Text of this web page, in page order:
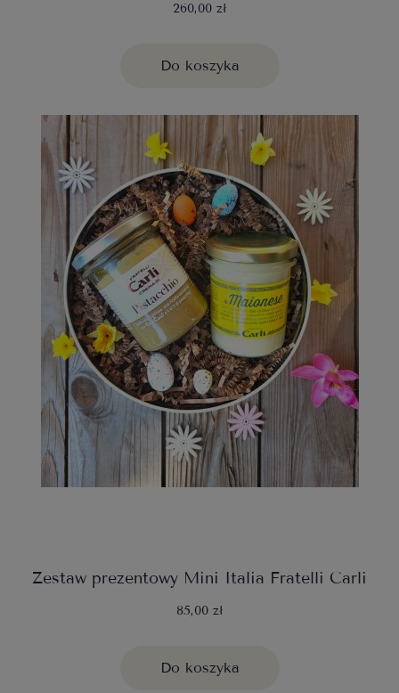
260,00 zł
Do koszyka
Zestaw prezentowy Mini Italia Fratelli Carli
85,00 zł
Do koszyka